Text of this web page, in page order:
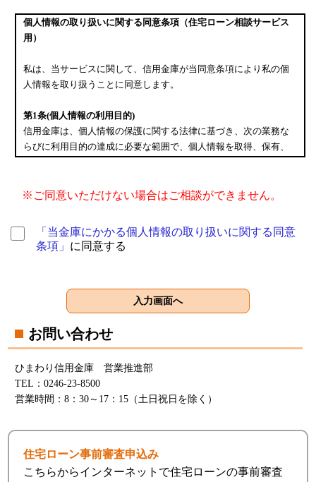
個人情報の取り扱いに関する同意条項（住宅ローン相談サービス
用）
私は、当サービスに関して、信用金庫が当同意条項により私の個
人情報を取り扱うことに同意します。
第1条(個人情報の利用目的)
信用金庫は、個人情報の保護に関する法律に基づき、次の業務な
らびに利用目的の達成に必要な範囲で、個人情報を取得、保有、
(1)預金業務、為替業務、両替業務、融資業務、外国為替業務およ
(2)投信販売業務、保険販売業務、金融商品仲介業務、信託業務、
社債業務等、法律により信用金庫が営むことができる業務および
これらに付随する業務
る業務(今後取扱いが認められる業務を含む)
ビスに関し、下記利用目的で利用します。
(1)住宅ローン相談サービスの申込みの受付のため、およびお客さ
まが希望するご相談日時・ご相談内容を事前に把握するため
(2)法令等に基づくお客さまの確認等や、金融商品やサービスをご
利用いただく資格等の確認のため
(5)お客さまとの契約や法律等に基づく権利の行使や義務の履行の
ため
※ご同意いただけない場合はご相談ができません。
「当金庫にかかる個人情報の取り扱いに関する同意
条項」 に同意する
お問い合わせ
ひまわり信用金庫 営業推進部
TEL：0246-23-8500
営業時間：8：30～17：15（土日祝日を除く）
住宅ローン事前審査申込み
こちらからインターネットで住宅ローンの事前審査